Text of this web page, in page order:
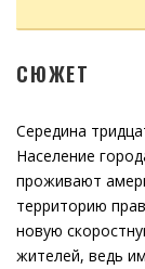
СЮЖЕТ
Середина
Население
проживают
территорию
новую
жителей, ведь